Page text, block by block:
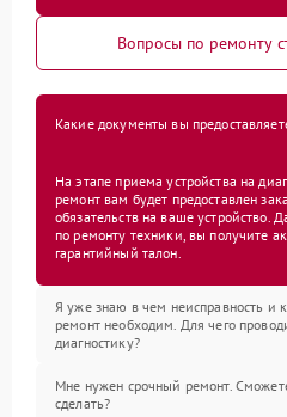
Вопросы по ремонту
Какие документы вы
На этапе приема устройства на
ремонт вам будет предоставлен
обязательств на ваше устройство.
по ремонту техники, вы получите
гарантийный талон.
Я уже знаю в чем неисправность и
ремонт необходим. Для чего
диагностику?
Мне нужен срочный ремонт.
сделать?